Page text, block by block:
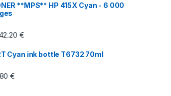
**MPS** HP 415X Cyan - 6 000
€
Cyan ink bottle T6732 70ml
€